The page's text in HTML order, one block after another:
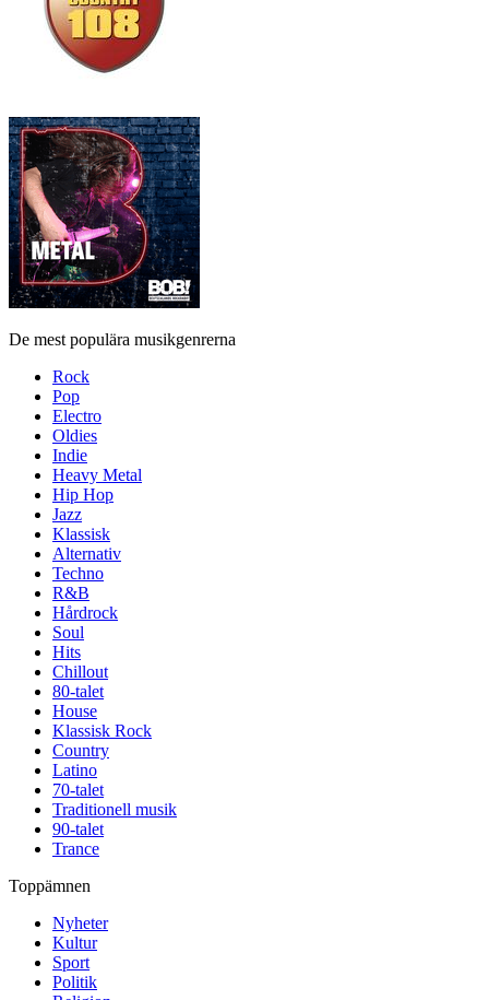
De mest populära musikgenrerna
Rock
Pop
Electro
Oldies
Indie
Heavy Metal
Hip Hop
Jazz
Klassisk
Alternativ
Techno
R&B
Hårdrock
Soul
Hits
Chillout
80-talet
House
Klassisk Rock
Country
Latino
70-talet
Traditionell musik
90-talet
Trance
Toppämnen
Nyheter
Kultur
Sport
Politik